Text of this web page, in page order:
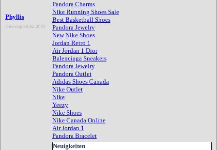
Phyllis
Dienstag 26 Jul 2022
Pandora Charms
Nike Running Shoes Sale
Best Basketball Shoes
Pandora Jewelry
New Nike Shoes
Jordan Retro 1
Air Jordan 1 Dior
Balenciaga Sneakers
Pandora Jewelry
Pandora Outlet
Adidas Shoes Canada
Nike Outlet
Nike
Yeezy
Nike Shoes
Nike Canada Online
Air Jordan 1
Pandora Bracelet
Block überspringen Neuigkeiten
Neuigkeiten